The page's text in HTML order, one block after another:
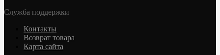
Служба поддержки
Контакты
Возврат товара
Карта сайта